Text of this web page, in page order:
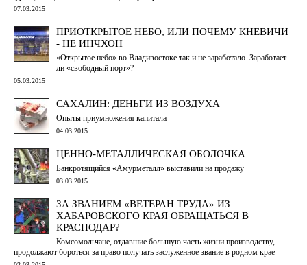
07.03.2015
ПРИОТКРЫТОЕ НЕБО, ИЛИ ПОЧЕМУ КНЕВИЧИ
- НЕ ИНЧХОН
«Открытое небо» во Владивостоке так и не заработало. Заработает
ли «свободный порт»?
05.03.2015
САХАЛИН: ДЕНЬГИ ИЗ ВОЗДУХА
Опыты приумножения капитала
04.03.2015
ЦЕННО-МЕТАЛЛИЧЕСКАЯ ОБОЛОЧКА
Банкротящийся «Амурметалл» выставили на продажу
03.03.2015
ЗА ЗВАНИЕМ «ВЕТЕРАН ТРУДА» ИЗ
ХАБАРОВСКОГО КРАЯ ОБРАЩАТЬСЯ В
КРАСНОДАР?
Комсомольчане, отдавшие большую часть жизни производству,
продолжают бороться за право получать заслуженное звание в родном крае